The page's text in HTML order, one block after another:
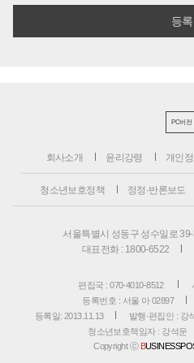
PC버전
회사소개 윤리강령 개인
청소년보호정책 정정·반론보도
서울특별시 성동구 성수일로
대표전화 : 1800-6522
편집국 : 070-4010-8512
등록번호 : 서울 아 02897
등록일: 2013.11.13
발행·편집인 : 강
청소년보호책임자 : 강석운
Copyright ⓒ B